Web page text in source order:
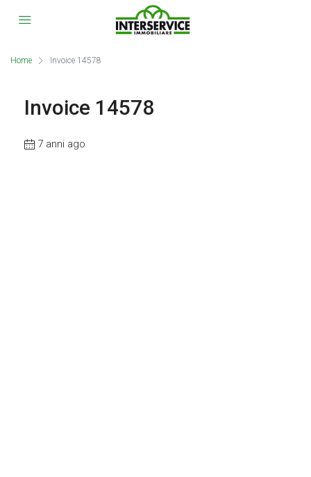
Home Invoice 14578
Invoice 14578
7 anni ago